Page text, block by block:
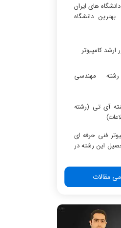
های ایران
دانشگاه
ارشد کامپیوتر
مهندسی
آی تی (رشته
فنی حرفه ای
این رشته در
مقالات